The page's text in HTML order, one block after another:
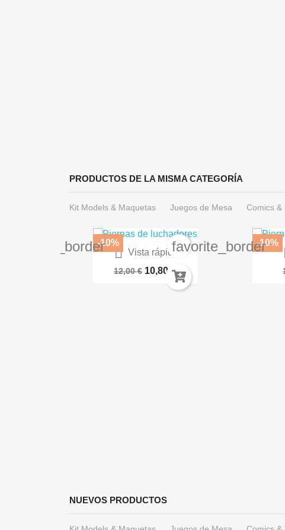
PRODUCTOS DE LA MISMA CATEGORÍA
Kit Models & Maquetas Juegos de Mesa Comics &
favorite_border  Vista rápida
Paleta Servocráneo 66-32
12,00 € 10,80 €
-10% favorite_border-10%
NUEVOS PRODUCTOS